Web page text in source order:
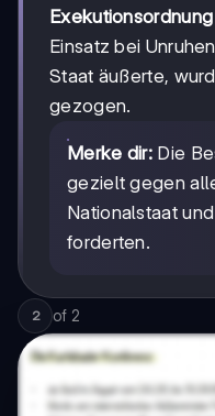
Exekutionsordnung
Einsatz bei
Staat äußerte,
gezogen.
Merke dir: Die
gezielt gegen
Nationalstaat
forderten.
2 of 2